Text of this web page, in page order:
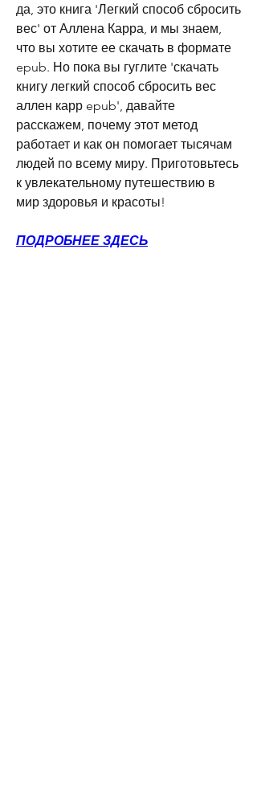
да, это книга 'Легкий способ сбросить
вес' от Аллена Карра, и мы знаем,
что вы хотите ее скачать в формате
epub. Но пока вы гуглите 'скачать
книгу легкий способ сбросить вес
аллен карр epub', давайте
расскажем, почему этот метод
работает и как он помогает тысячам
людей по всему миру. Приготовьтесь
к увлекательному путешествию в
мир здоровья и красоты!
ПОДРОБНЕЕ ЗДЕСЬ